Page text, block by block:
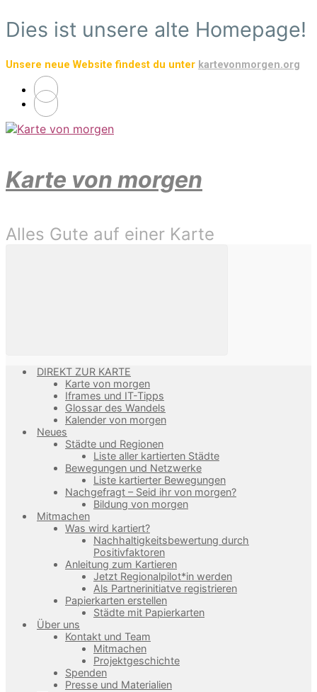
Zum
Hauptinhalt
Dies ist unsere alte Homepage!
Unsere neue Website findest du unter kartevonmorgen.org
Karte von morgen
Alles Gute auf einer Karte
DIREKT ZUR KARTE
Karte von morgen
Iframes und IT-Tipps
Glossar des Wandels
Kalender von morgen
Neues
Städte und Regionen
Liste aller kartierten Städte
Bewegungen und Netzwerke
Liste kartierter Bewegungen
Nachgefragt – Seid ihr von morgen?
Bildung von morgen
Mitmachen
Was wird kartiert?
Nachhaltigkeitsbewertung durch
Positivfaktoren
Anleitung zum Kartieren
Jetzt Regionalpilot*in werden
Als Partnerinitiatve registrieren
Papierkarten erstellen
Städte mit Papierkarten
Über uns
Kontakt und Team
Mitmachen
Projektgeschichte
Spenden
Presse und Materialien